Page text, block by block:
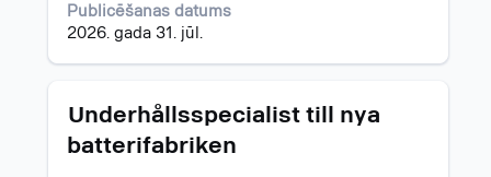
Publicēšanas datums
2026. gada 31. jūl.
darba
piedāvājumu.
Amats
Underhållsspecialist till nya
batterifabriken
Atlasiet,
atstarpes